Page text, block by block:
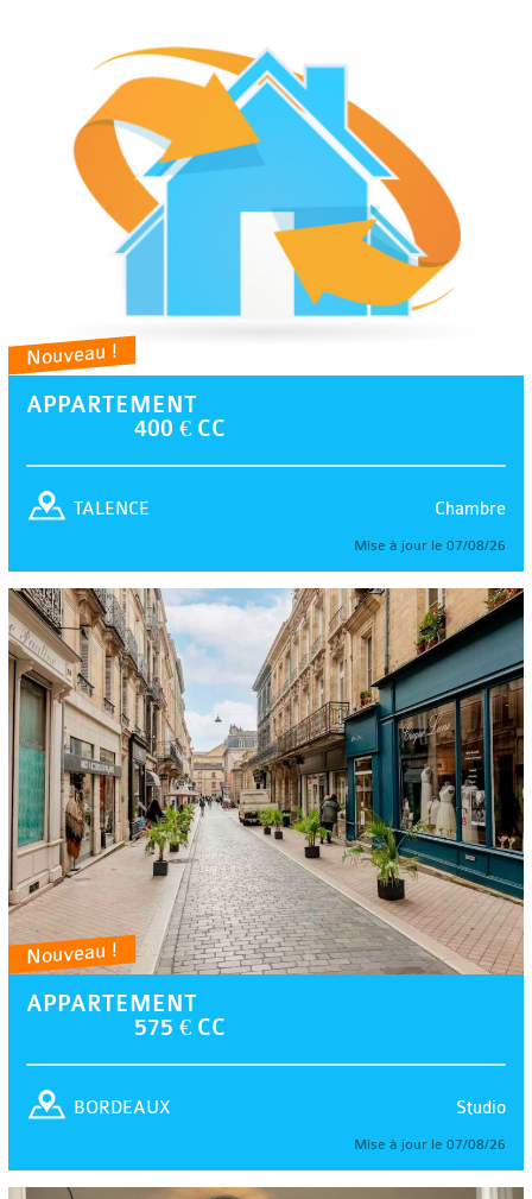
Nouveau !
APPARTEMENT
400 € CC
Chambre
TALENCE
Mise à jour le 07/08/26
Nouveau !
APPARTEMENT
575 € CC
Studio
BORDEAUX
Mise à jour le 07/08/26